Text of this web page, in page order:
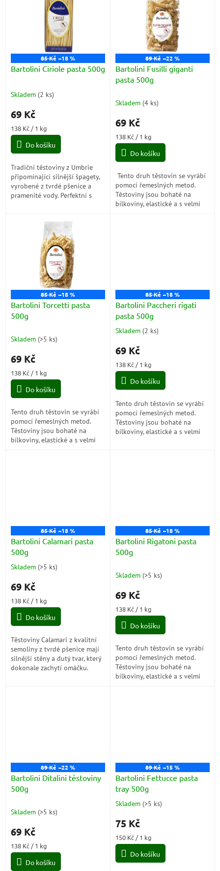
85 Kč –18 %
Bartolini Ciriole pasta 500g
Průměrné
produktu
5,0
5
Skladem (2 ks)
69 Kč
Měrná
cena:
138 Kč / 1 kg
Do košíku
Tradiční těstoviny z Umbrie
připomínající silnější špagety,
vyrobené z tvrdé pšenice a
pramenité vody. Perfektní s
89 Kč –22 %
Bartolini Fusilli giganti
pasta 500g
Skladem (4 ks)
69 Kč
Měrná
cena:
138 Kč / 1 kg
Do košíku
Tento druh těstovin se vyrábí
pomocí řemeslných metod.
Těstoviny jsou bohaté na
bílkoviny, elastické a s velmi
85 Kč –18 %
Bartolini Torcetti pasta
500g
Skladem (>5 ks)
69 Kč
Měrná
cena:
138 Kč / 1 kg
Do košíku
Tento druh těstovin se vyrábí
pomocí řemeslných metod.
Těstoviny jsou bohaté na
bílkoviny, elastické a s velmi
85 Kč –18 %
Bartolini Paccheri rigati
pasta 500g
Průměrné
produktu
5,0
5
Skladem (2 ks)
69 Kč
Měrná
cena:
138 Kč / 1 kg
Do košíku
Tento druh těstovin se vyrábí
pomocí řemeslných metod.
Těstoviny jsou bohaté na
bílkoviny, elastické a s velmi
85 Kč –18 %
Bartolini Calamari pasta
500g
Průměrné
produktu
5,0
5
Skladem (>5 ks)
69 Kč
Měrná
cena:
138 Kč / 1 kg
Do košíku
Těstoviny Calamari z kvalitní
semoliny z tvrdé pšenice mají
silnější stěny a dutý tvar, který
dokonale zachytí omáčku.
85 Kč –18 %
Bartolini Rigatoni pasta
500g
Skladem (>5 ks)
69 Kč
Měrná
cena:
138 Kč / 1 kg
Do košíku
Tento druh těstovin se vyrábí
pomocí řemeslných metod.
Těstoviny jsou bohaté na
bílkoviny, elastické a s velmi
89 Kč –22 %
Bartolini Ditalini těstoviny
500g
Skladem (>5 ks)
69 Kč
Měrná
cena:
138 Kč / 1 kg
Do košíku
89 Kč –15 %
Bartolini Fettucce pasta
tray 500g
Průměrné
produktu
5,0
5
Skladem (>5 ks)
75 Kč
Měrná
cena:
150 Kč / 1 kg
Do košíku